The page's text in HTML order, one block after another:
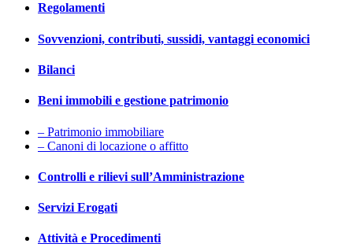
Regolamenti
Sovvenzioni, contributi, sussidi, vantaggi economici
Bilanci
Beni immobili e gestione patrimonio
– Patrimonio immobiliare
– Canoni di locazione o affitto
Controlli e rilievi sull’Amministrazione
Servizi Erogati
Attività e Procedimenti